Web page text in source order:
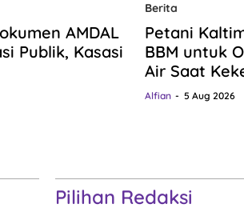
AMDAL
Publik, Kasasi
Berita
Petani
BBM untuk
Air Saat
Alfian 5 Aug 2026
Pilihan Redaksi